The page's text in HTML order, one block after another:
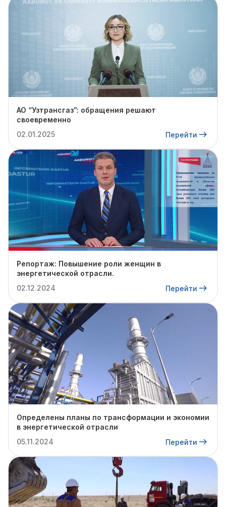
АО “Узтрансгаз”: обращения решают
своевременно
02.01.2025
Перейти
Репортаж: Повышение роли женщин в
энергетической отрасли.
02.12.2024
Перейти
Определены планы по трансформации и экономии
в энергетической отрасли
05.11.2024
Перейти